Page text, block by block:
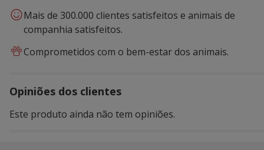
Mais de 300.000 clientes satisfeitos e animais de
companhia satisfeitos.
Comprometidos com o bem-estar dos animais.
Opiniões dos clientes
Este produto ainda não tem opiniões.